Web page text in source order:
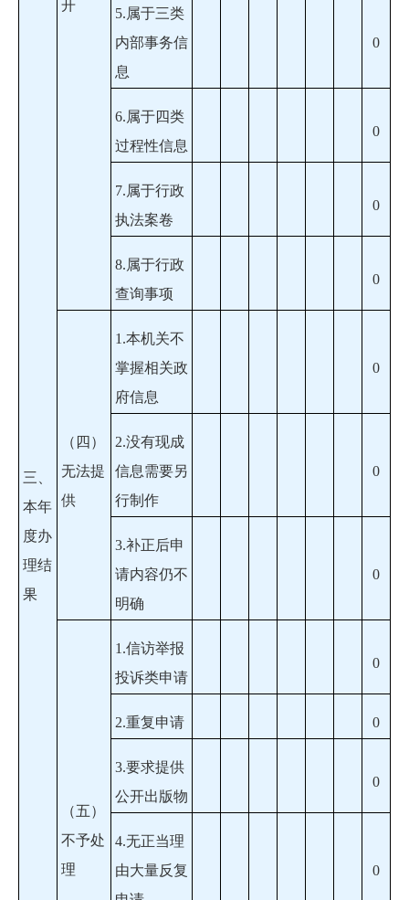
三、
本年
度办
理结
果
开
5.属于三类
内部事务信
息
0
6.属于四类
过程性信息
0
7.属于行政
执法案卷
0
8.属于行政
查询事项
0
（四）
无法提
供
1.本机关不
掌握相关政
府信息
0
2.没有现成
信息需要另
行制作
0
3.补正后申
请内容仍不
明确
0
（五）
不予处
理
1.信访举报
投诉类申请
0
2.重复申请 0
3.要求提供
公开出版物
0
4.无正当理
由大量反复
0